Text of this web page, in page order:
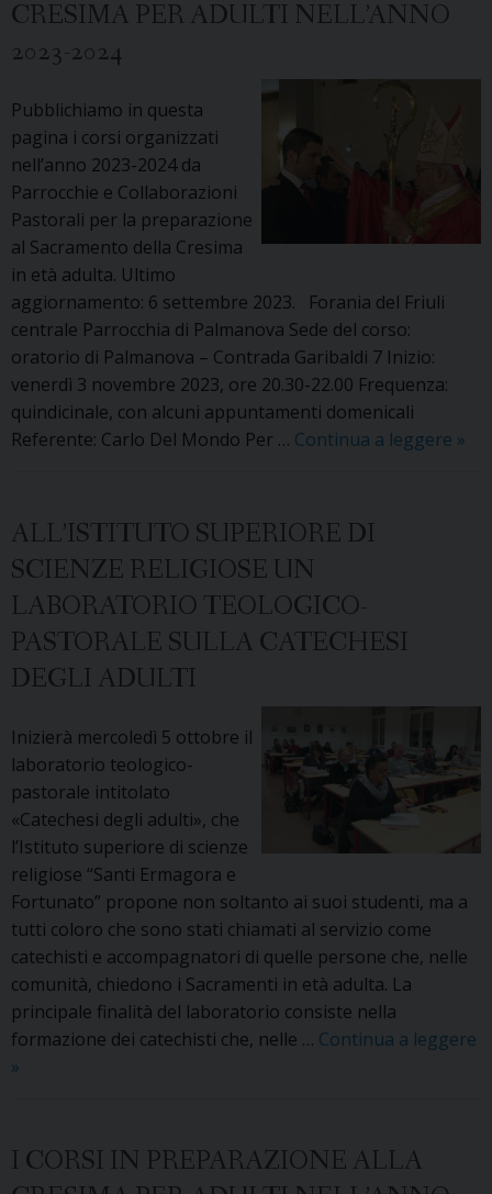
in
CRESIMA PER ADULTI NELL’ANNO
2023-2024
Pubblichiamo in questa
pagina i corsi organizzati
nell’anno 2023-2024 da
Parrocchie e Collaborazioni
Pastorali per la preparazione
al Sacramento della Cresima
in età adulta. Ultimo
aggiornamento: 6 settembre 2023. Forania del Friuli
centrale Parrocchia di Palmanova Sede del corso:
oratorio di Palmanova – Contrada Garibaldi 7 Inizio:
venerdì 3 novembre 2023, ore 20.30-22.00 Frequenza:
quindicinale, con alcuni appuntamenti domenicali
Referente: Carlo Del Mondo Per … Continua a leggere I»
ALL’ISTITUTO SUPERIORE DI
SCIENZE RELIGIOSE UN
LABORATORIO TEOLOGICO-
PASTORALE SULLA CATECHESI
DEGLI ADULTI
Inizierà mercoledì 5 ottobre il
laboratorio teologico-
pastorale intitolato
«Catechesi degli adulti», che
l’Istituto superiore di scienze
religiose “Santi Ermagora e
Fortunato” propone non soltanto ai suoi studenti, ma a
tutti coloro che sono stati chiamati al servizio come
catechisti e accompagnatori di quelle persone che, nelle
comunità, chiedono i Sacramenti in età adulta. La
principale finalità del laboratorio consiste nella
formazione dei catechisti che, nelle … Continua a leggere
All’Istituto
scienze
religiose
»
I CORSI IN PREPARAZIONE ALLA